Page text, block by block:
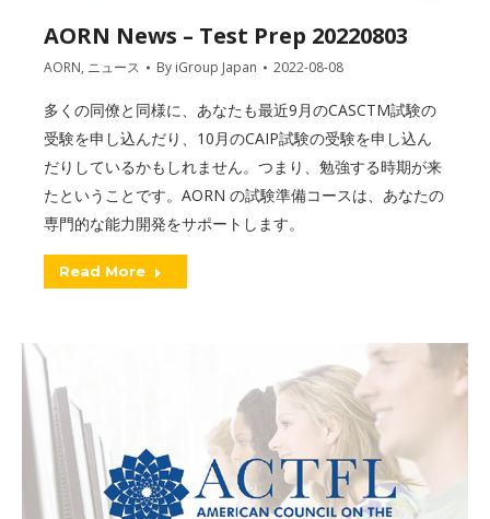
AORN News – Test Prep 20220803
AORN, ニュース By iGroup Japan 2022-08-08
多くの同僚と同様に、あなたも最近9月のCASCTM試験の
受験を申し込んだり、10月のCAIP試験の受験を申し込ん
だりしているかもしれません。つまり、勉強する時期が来
たということです。AORN の試験準備コースは、あなたの
専門的な能力開発をサポートします。
Read More